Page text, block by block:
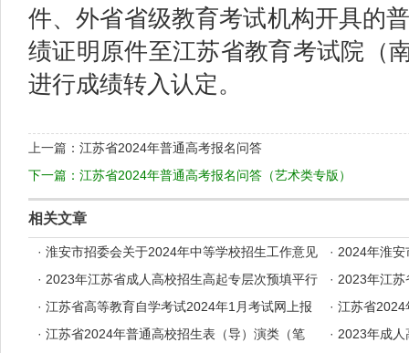
件、外省省级教育考试机构开具的
绩证明原件至江苏省教育考试院（
进行成绩转入认定。
上一篇： 江苏省2024年普通高考报名问答
下一篇： 江苏省2024年普通高考报名问答（艺术类专版）
相关文章
· 淮安市招委会关于2024年中等学校招生工作意见 · 2024年淮
· 2023年江苏省成人高校招生高起专层次预填平行
志愿投档分数线
· 2023年江
档分数线
· 江苏省高等教育自学考试2024年1月考试网上报
名办法
· 江苏省2024
考证自助打
· 江苏省2024年普通高校招生表（导）演类（笔
· 2023年成